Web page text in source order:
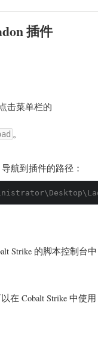
插件
击菜单栏的
。
航到插件的路径：
Strike 的脚本控制台中
在 Cobalt Strike 中使用